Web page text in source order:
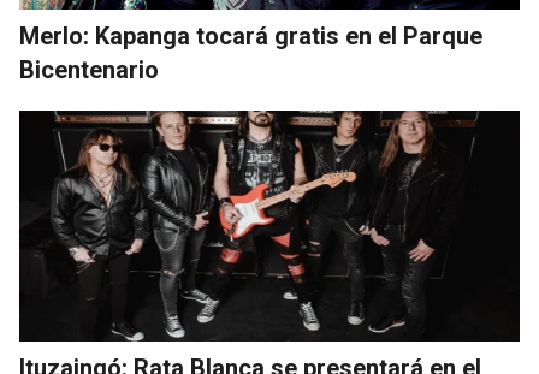
Merlo: Kapanga tocará gratis en el Parque
Bicentenario
Ituzaingó: Rata Blanca se presentará en el